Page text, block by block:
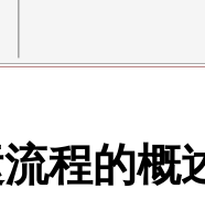
程的概